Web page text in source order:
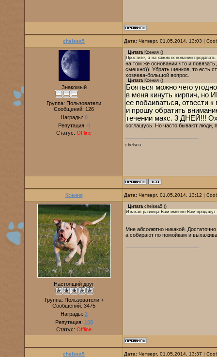
chelsea5 Дата: Четверг, 01.05.2014, 13:03 |
Знакомый
Группа: Пользователи
Сообщений: 126
Награды: 0
Репутация: 0
Статус: Offline
Цитата Ксения ()
Простите, а на каком основании
на том же основании что и
смешно))! Убрать щенков, то есть
хозяева-большой вопрос.
Цитата Ксения ()
Бояться можно чего
в меня кинуть кирпич, но
ее побаиваться,
и прошу обратить
течении макс. 3 ДНЕЙ!!!
соглашусь. Но часто бывают люди,
chelsea
Ксения Дата: Четверг, 01.05.2014, 13:12 |
Настоящий друг
Группа: Пользователи +
Сообщений: 3475
Награды: 2
Репутация: 108
Статус: Offline
Цитата chelsea5 ()
И какая разница Вам именно-Вам-
Мне абсолютно никакой.
а собирают по помойкам и
chelsea5 Дата: Четверг, 01.05.2014, 13:37 |